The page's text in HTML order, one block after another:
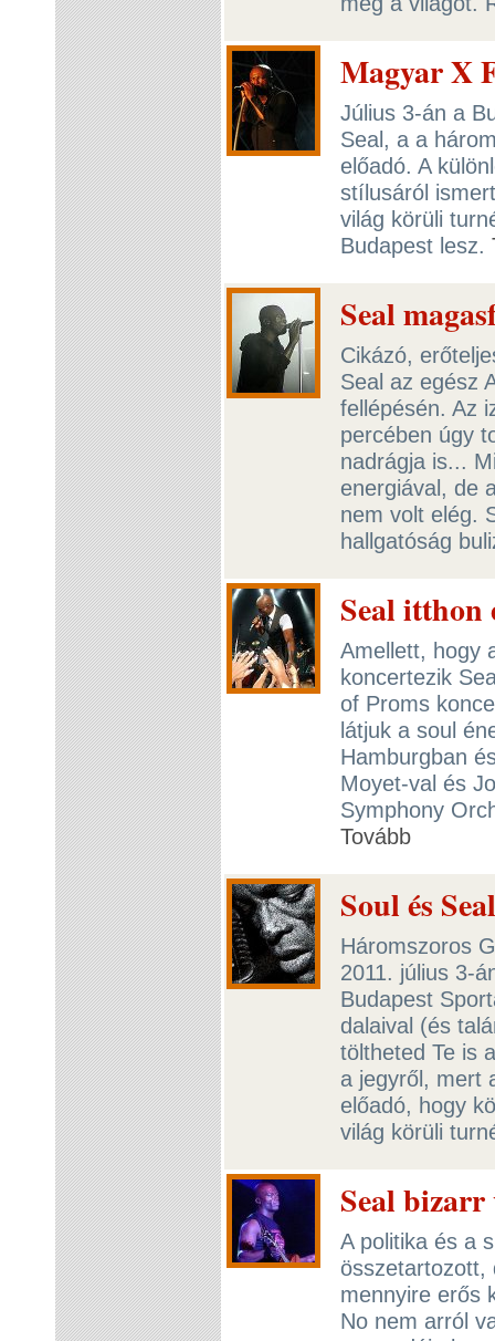
Magyar X
Július 3-án a
Seal, a a
előadó. A
stílusáról
világ körüli
Budapest lesz.
Seal
Cikázó,
Seal az egész
fellépésén. Az
percében úgy
nadrágja is...
energiával, de
nem volt elég.
hallgatóság
Seal itthon
Amellett, hogy
koncertezik
of Proms
látjuk a soul
Hamburgban
Moyet-val és
Symphony
Tovább
Soul és
Háromszoros
2011. július 3-
Budapest
dalaival (és
töltheted Te is
a jegyről, mert
előadó, hogy
világ körüli
Seal bizarr
A politika és a
összetartozott,
mennyire erős
No nem arról